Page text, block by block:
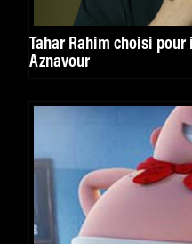
Tahar Rahim choisi
Aznavour